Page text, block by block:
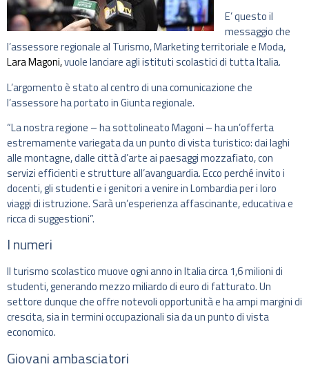
E’ questo il
messaggio che
l’assessore regionale al Turismo, Marketing territoriale e Moda,
Lara Magoni,vuole lanciare agli istituti scolastici di tutta Italia.
L’argomento è stato al centro di una comunicazione che
l’assessore ha portato in Giunta regionale.
“La nostra regione – ha sottolineato Magoni – ha un’offerta
estremamente variegata da un punto di vista turistico: dai laghi
alle montagne, dalle città d’arte ai paesaggi mozzafiato, con
servizi efficienti e strutture all’avanguardia. Ecco perché invito i
docenti, gli studenti e i genitori a venire in Lombardia per i loro
viaggi di istruzione. Sarà un’esperienza affascinante, educativa e
ricca di suggestioni”.
I numeri
Il turismo scolastico muove ogni anno in Italia circa 1,6 milioni di
studenti, generando mezzo miliardo di euro di fatturato. Un
settore dunque che offre notevoli opportunità e ha ampi margini di
crescita, sia in termini occupazionali sia da un punto di vista
economico.
Giovani ambasciatori